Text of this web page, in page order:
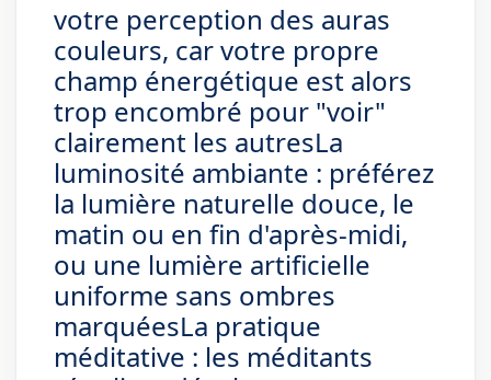
votre perception des auras
couleurs, car votre propre
champ énergétique est alors
trop encombré pour "voir"
clairement les autresLa
luminosité ambiante : préférez
la lumière naturelle douce, le
matin ou en fin d'après-midi,
ou une lumière artificielle
uniforme sans ombres
marquéesLa pratique
méditative : les méditants